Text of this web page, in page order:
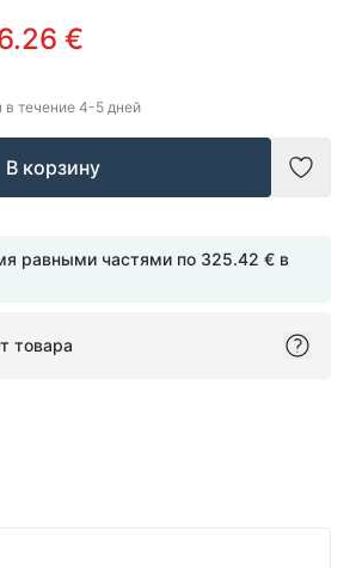
€
течение 4-5 дней
В корзину
равными частями по 325.42 € в
товара
Pinterest